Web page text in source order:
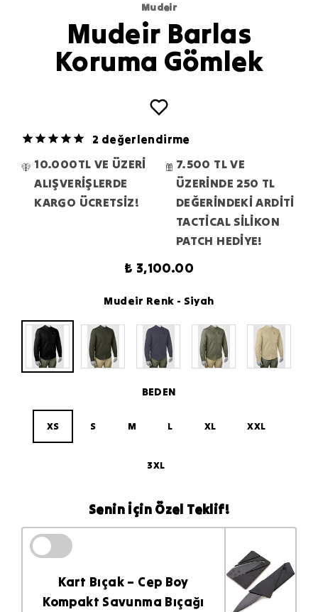
Mudeir
Mudeir Barlas
Koruma Gömlek
2 değerlendirme
10.000TL VE ÜZERİ
ALIŞVERİŞLERDE
KARGO ÜCRETSİZ!
7.500 TL VE
ÜZERİNDE 250 TL
DEĞERİNDEKİ ARDİTİ
TACTİCAL SİLİKON
PATCH HEDİYE!
₺ 3,100.00
Mudeir Renk - Siyah
BEDEN
XS S M L XL XXL
3XL
Senin İçin Özel Teklif!
Kart Bıçak – Cep Boy
Kompakt Savunma Bıçağı